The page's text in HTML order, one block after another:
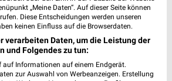
Wohnenpreishits
„Meine Daten“. Auf dieser Seite können
Diese Entscheidungen werden unseren
keinen Einfluss auf die Browserdaten.
verarbeiten Daten, um die Leistung der
und Folgendes zu tun:
auf Informationen auf einem Endgerät.
zur Auswahl von Werbeanzeigen. Erstellung